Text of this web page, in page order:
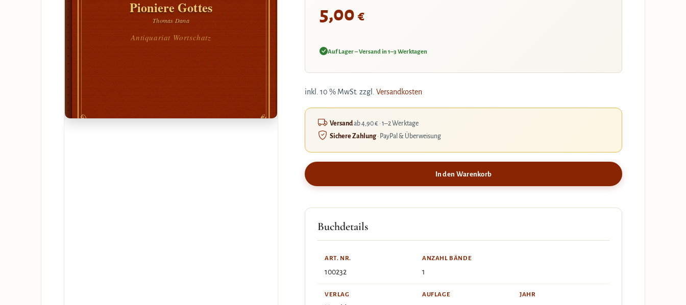
Pioniere Gottes
Thomas Dana
Antiquariat Wortschatz
5,00 €
Auf Lager – Versand in 1–3 Werktagen
inkl. 10 % MwSt. zzgl. Versandkosten
Versandab 4,90 € · 1–2 Werktage
Sichere Zahlung· PayPal & Überweisung
In den Warenkorb
Buchdetails
ART. NR.
100232
ANZAHL BÄNDE
1
VERLAG AUFLAGE JAHR